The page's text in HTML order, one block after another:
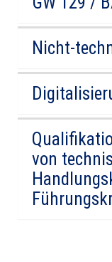
Nicht-
von